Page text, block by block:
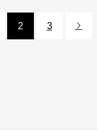
2 3 